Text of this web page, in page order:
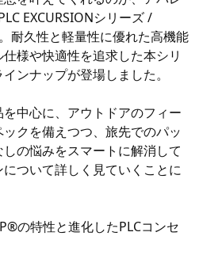
EXCURSIONシリーズ /
耐久性と軽量性に優れた高機能
様や快適性を追求した本シリ
ンナップが登場しました。
中心に、アウトドアのフィー
クを備えつつ、旅先でのパッ
の悩みをスマートに解消して
ついて詳しく見ていくことに
の特性と進化したPLCコンセ